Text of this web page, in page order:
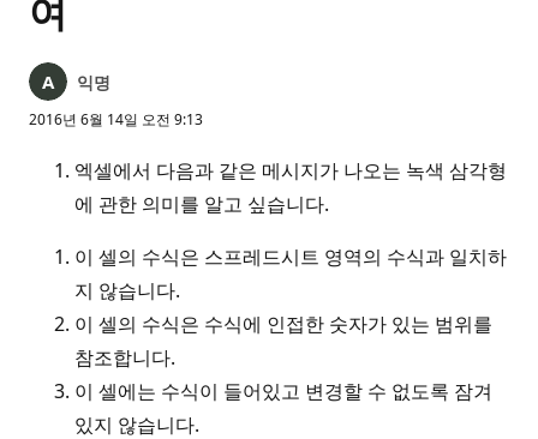
여
익명
2016년 6월 14일 오전 9:13
엑셀에서 다음과 같은 메시지가 나오는 녹색 삼각형
에 관한 의미를 알고 싶습니다.
이 셀의 수식은 스프레드시트 영역의 수식과 일치하
지 않습니다.
이 셀의 수식은 수식에 인접한 숫자가 있는 범위를
참조합니다.
이 셀에는 수식이 들어있고 변경할 수 없도록 잠겨
있지 않습니다.